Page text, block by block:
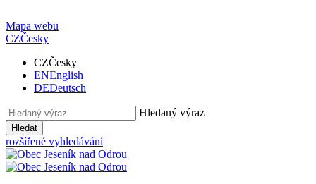
Mapa webu
CZČesky
CZČesky
ENEnglish
DEDeutsch
Hledaný výraz
Hledat
rozšířené vyhledávání